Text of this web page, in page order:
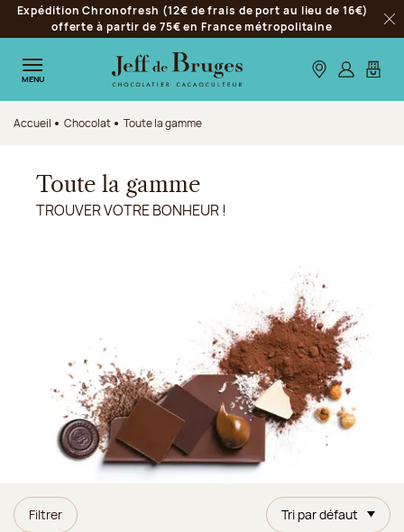
Aller à la navigation
Aller au contenu principal
Aller au pied de page
Expédition Chronofresh (12€ de frais de port au lieu de 16€)
offerte à partir de 75€ en France métropolitaine
MENU Nos boutiques
S’identifier
Mon
Accueil Chocolat Toute la gamme
Toute la gamme
TROUVER VOTRE BONHEUR !
Filtrer Tri par défaut